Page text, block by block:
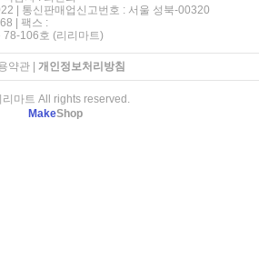
| 통신판매업신고번호 : 서울 성북-00320
| 팩스 :
78-106호 (리리마트)
약관| 개인정보처리방침
마트 All rights reserved.
MakeShop